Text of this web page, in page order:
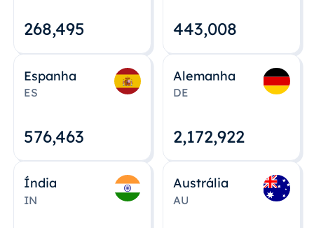
268,495 443,008
Espanha
ES
576,463
Alemanha
DE
2,172,922
Índia
IN
Austrália
AU